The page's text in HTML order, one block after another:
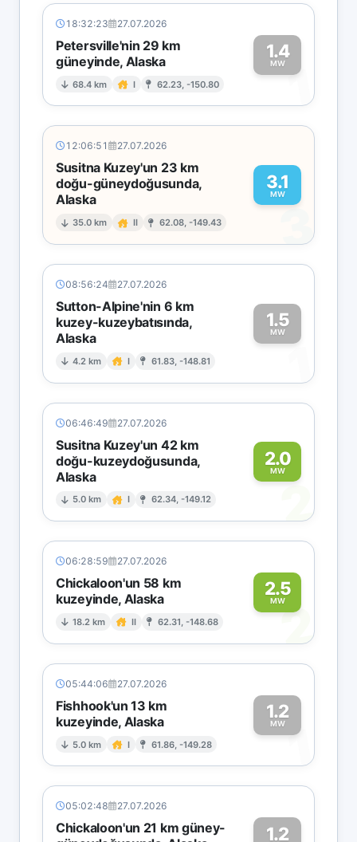
18:32:23 27.07.2026
Petersville'nin 29 km
güneyinde, Alaska
68.4 km I 62.23, -150.80
1.4
MW1
12:06:51 27.07.2026
Susitna Kuzey'un 23 km
doğu-güneydoğusunda,
Alaska
35.0 km II 62.08, -149.43
3.1
MW
3
08:56:24 27.07.2026
Sutton-Alpine'nin 6 km
kuzey-kuzeybatısında,
Alaska
4.2 km I 61.83, -148.81
1.5
MW
1
06:46:49 27.07.2026
Susitna Kuzey'un 42 km
doğu-kuzeydoğusunda,
Alaska
5.0 km I 62.34, -149.12
2.0
MW
2
06:28:59 27.07.2026
Chickaloon'un 58 km
kuzeyinde, Alaska
18.2 km II 62.31, -148.68
2.5
MW
2
05:44:06 27.07.2026
Fishhook'un 13 km
kuzeyinde, Alaska
5.0 km I 61.86, -149.28
1.2
MW1
05:02:48 27.07.2026
Chickaloon'un 21 km güney-
1.2